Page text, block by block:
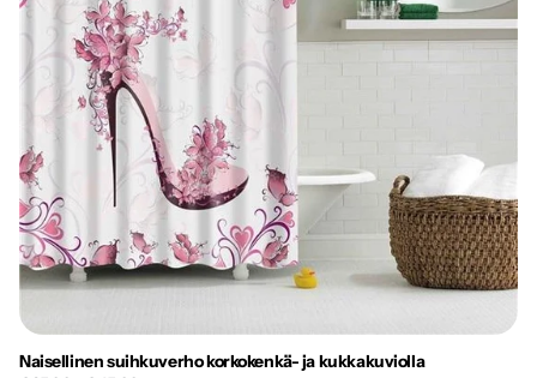
Naisellinen suihkuverho korkokenkä- ja kukkakuviolla